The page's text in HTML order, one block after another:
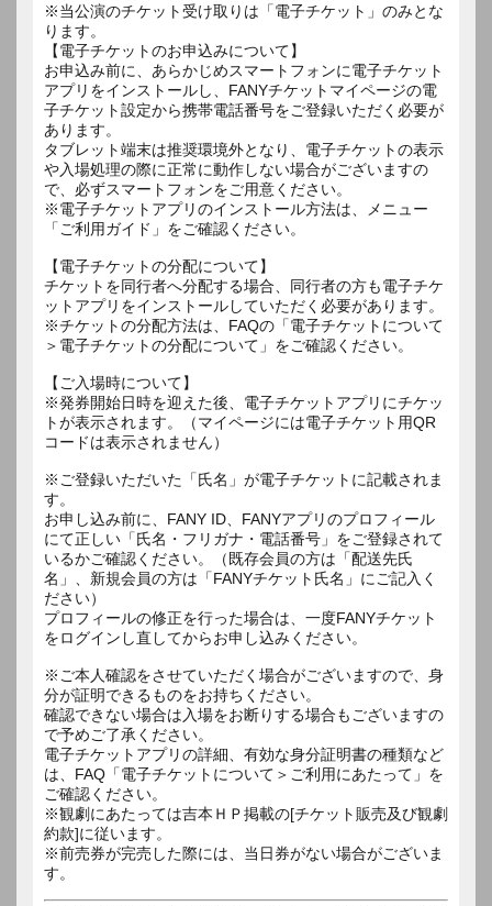
※当公演のチケット受け取りは「電子チケット」のみとな
ります。
【電子チケットのお申込みについて】
お申込み前に、あらかじめスマートフォンに電子チケット
アプリをインストールし、FANYチケットマイページの電
子チケット設定から携帯電話番号をご登録いただく必要が
あります。
タブレット端末は推奨環境外となり、電子チケットの表示
や入場処理の際に正常に動作しない場合がございますの
で、必ずスマートフォンをご用意ください。
※電子チケットアプリのインストール方法は、メニュー
「ご利用ガイド」をご確認ください。
【電子チケットの分配について】
チケットを同行者へ分配する場合、同行者の方も電子チケ
ットアプリをインストールしていただく必要があります。
※チケットの分配方法は、FAQの「電子チケットについて
＞電子チケットの分配について」をご確認ください。
【ご入場時について】
※発券開始日時を迎えた後、電子チケットアプリにチケッ
トが表示されます。（マイページには電子チケット用QR
コードは表示されません）
※ご登録いただいた「氏名」が電子チケットに記載されま
す。
お申し込み前に、FANY ID、FANYアプリのプロフィール
にて正しい「氏名・フリガナ・電話番号」をご登録されて
いるかご確認ください。（既存会員の方は「配送先氏
名」、新規会員の方は「FANYチケット氏名」にご記入く
ださい）
プロフィールの修正を行った場合は、一度FANYチケット
をログインし直してからお申し込みください。
※ご本人確認をさせていただく場合がございますので、身
分が証明できるものをお持ちください。
確認できない場合は入場をお断りする場合もございますの
で予めご了承ください。
電子チケットアプリの詳細、有効な身分証明書の種類など
は、FAQ「電子チケットについて＞ご利用にあたって」を
ご確認ください。
※観劇にあたっては吉本ＨＰ掲載の[チケット販売及び観劇
約款]に従います。
※前売券が完売した際には、当日券がない場合がございま
す。